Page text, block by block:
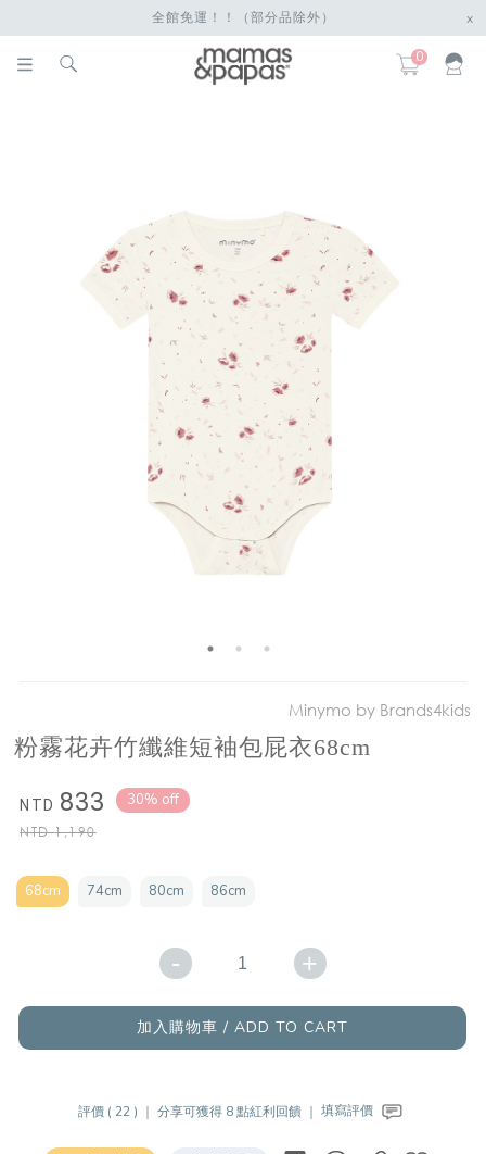
全館免運！！（部分品除外） x
0
Minymo by Brands4kids
粉霧花卉竹纖維短袖包屁衣68cm
NTD 833
NTD1,190
30% off
68cm 74cm 80cm 86cm
- +
加入購物車 / ADD TO CART
評價 ( 22 ) ｜分享可獲得 8 點紅利回饋 ｜填寫評價